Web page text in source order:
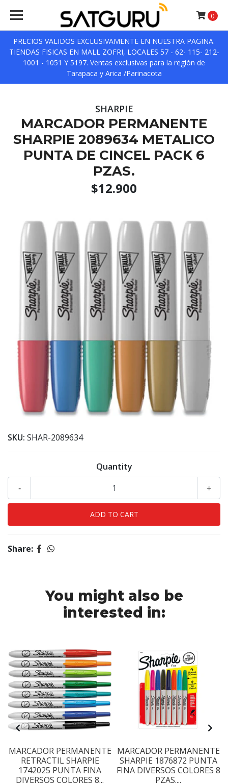
PRECIOS VALIDOS EXCLUSIVAMENTE EN NUESTRA PAGINA.
TIENDAS FISICAS EN MALL ZOFRI, LOCALES 57 - 62- 115- 212-
1001 - 1051 Y 5197. Ventas exclusivas para la región de
Tarapaca y Arica /Parinacota
0
SHARPIE
MARCADOR PERMANENTE
SHARPIE 2089634 METALICO
PUNTA DE CINCEL PACK 6
PZAS.
$12.900
SKU: SHAR-2089634
Quantity
+
-
Share:
You might also be
interested in:
MARCADOR PERMANENTE
RETRACTIL SHARPIE
1742025 PUNTA FINA
DIVERSOS COLORES 8...
MARCADOR PERMANENTE
SHARPIE 1876872 PUNTA
FINA DIVERSOS COLORES 8
PZAS....